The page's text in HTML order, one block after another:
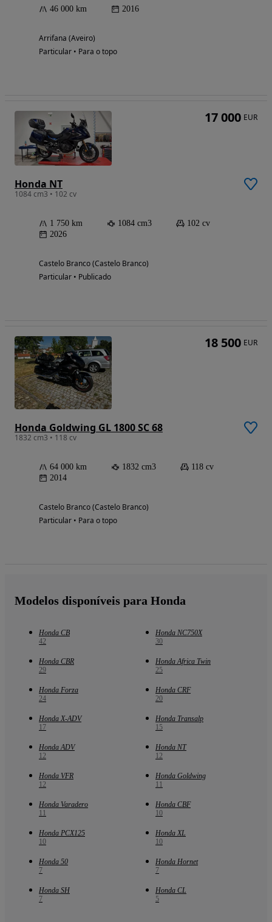
46 000 km 2016
Arrifana (Aveiro)
Particular • Para o topo
Honda NT
1084 cm3 • 102 cv
1 750 km 1084 cm3
102 cv
2026
Castelo Branco (Castelo Branco)
Particular • Publicado
17 000 EUR
Honda Goldwing GL 1800 SC 68
1832 cm3 • 118 cv
64 000 km 1832 cm3
118 cv
2014
Castelo Branco (Castelo Branco)
Particular • Para o topo
18 500 EUR
Modelos disponíveis para Honda
Honda CB
42
Honda NC750X
30
Honda CBR
29
Honda Africa Twin
25
Honda Forza
24
Honda CRF
20
Honda X-ADV
17
Honda Transalp
15
Honda ADV
12
Honda NT
12
Honda VFR
12
Honda Goldwing
11
Honda Varadero
11
Honda CBF
10
Honda PCX125
10
Honda XL
10
Honda 50
7
Honda Hornet
7
Honda SH
7
Honda CL
5